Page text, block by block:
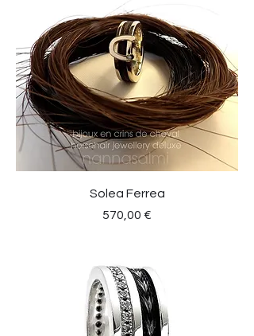
Solea Ferrea
Preis
570,00 €